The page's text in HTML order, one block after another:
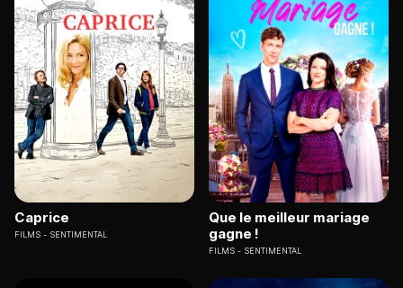
Caprice
FILMS SENTIMENTAL
Que le meilleur mariage
gagne !
FILMS SENTIMENTAL